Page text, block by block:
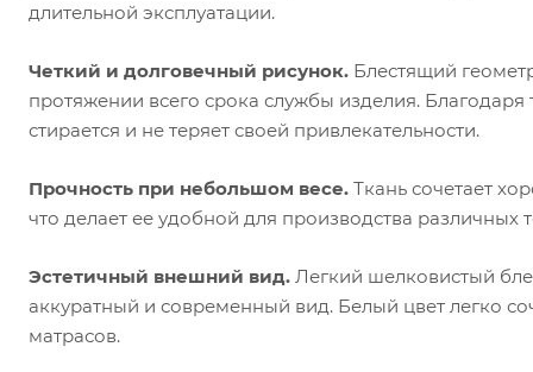
длительной эксплуатации.
Четкий и долговечный рисунок. Блестящий
протяжении всего срока службы изделия.
стирается и не теряет своей привлекательности.
Прочность при небольшом весе. Ткань сочетает
что делает ее удобной для производства различных
Эстетичный внешний вид. Легкий шелковистый
аккуратный и современный вид. Белый цвет легко
матрасов.